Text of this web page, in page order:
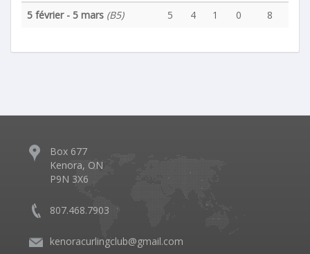
5 février - 5 mars (B5) 5 4 1 0 8
Box 677
Kenora, ON
P9N 3X6
807.468.7903
kenoracurlingclub@gmail.com